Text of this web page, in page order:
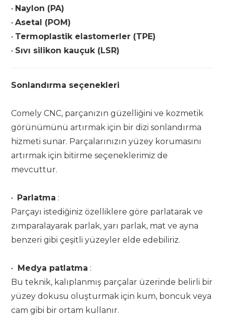
• Naylon (PA)
•Asetal (POM)
• Termoplastik elastomerler (TPE)
• Sıvı silikon kauçuk (LSR)
Sonlandırma seçenekleri
Comely CNC, parçanızın güzelliğini ve kozmetik
görünümünü artırmak için bir dizi sonlandırma
hizmeti sunar. Parçalarınızın yüzey korumasını
artırmak için bitirme seçeneklerimiz de
mevcuttur.
• Parlatma :
Parçayı istediğiniz özelliklere göre parlatarak ve
zımparalayarak parlak, yarı parlak, mat ve ayna
benzeri gibi çeşitli yüzeyler elde edebiliriz.
• Medya patlatma :
Bu teknik, kalıplanmış parçalar üzerinde belirli bir
yüzey dokusu oluşturmak için kum, boncuk veya
cam gibi bir ortam kullanır.